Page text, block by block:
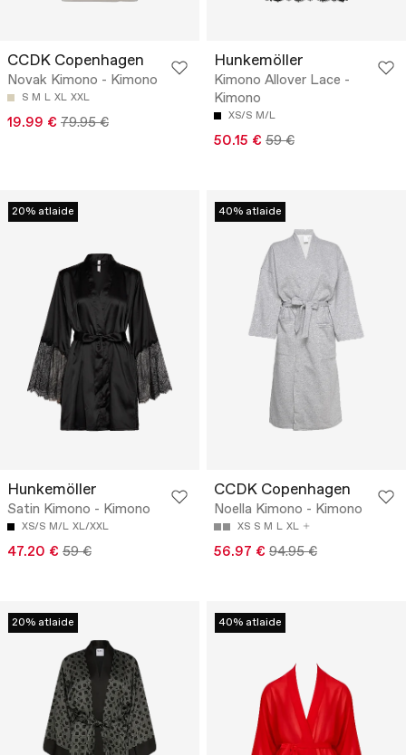
CCDK Copenhagen
Novak Kimono - Kimono
S M L XL XXL
19.99 € 79.95 €
Hunkemöller
Kimono Allover Lace -
Kimono
XS/S M/L
50.15 € 59 €
20% atlaide
Hunkemöller
Satin Kimono - Kimono
XS/S M/L XL/XXL
47.20 € 59 €
40% atlaide
CCDK Copenhagen
Noella Kimono - Kimono
XS S M L XL
56.97 € 94.95 €
20% atlaide 40% atlaide